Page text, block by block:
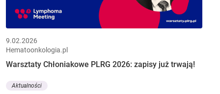
9.02.2026
Hematoonkologia.pl
Warsztaty Chłoniakowe PLRG 2026: zapisy już trwają!
Aktualności